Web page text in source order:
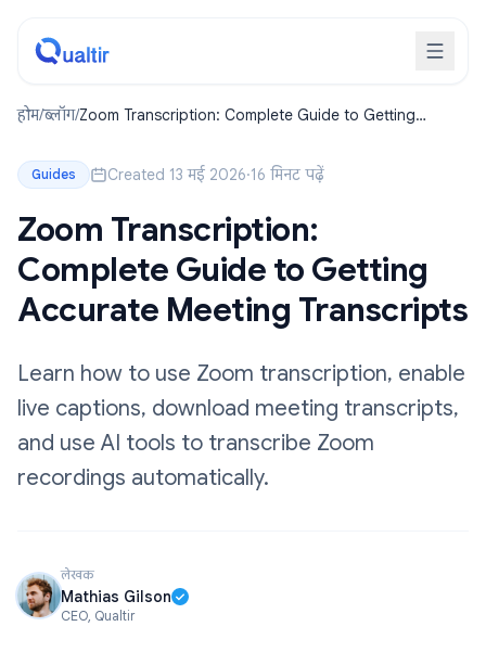
होम/ब्लॉग/Zoom Transcription: Complete Guide to Getting
Guides Created 13 मई 2026·16 मिनट पढ़ें
Zoom Transcription:
Complete Guide to Getting
Accurate Meeting Transcripts
Learn how to use Zoom transcription, enable
live captions, download meeting transcripts,
and use AI tools to transcribe Zoom
recordings automatically.
लेखक
Mathias Gilson
CEO, Qualtir